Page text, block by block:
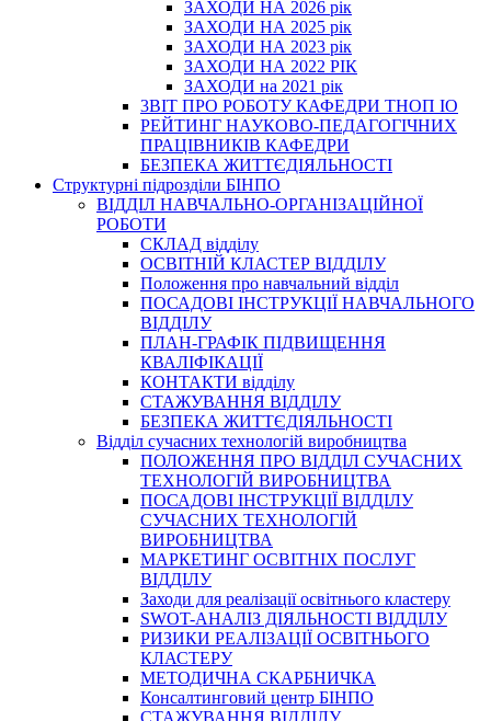
ЗАХОДИ НА 2026 рік
ЗАХОДИ НА 2025 рік
ЗАХОДИ НА 2023 рік
ЗАХОДИ НА 2022 РІК
ЗАХОДИ на 2021 рік
3BIT ПРО РОБОТУ КАФЕДРИ ТНОП ІО
РЕЙТИНГ НАУКОВО-ПЕДАГОГІЧНИХ
ПРАЦІВНИКІВ КАФЕДРИ
БЕЗПЕКА ЖИТТЄДІЯЛЬНОСТІ
Структурні підрозділи БІНПО
ВІДДІЛ НАВЧАЛЬНО-ОРГАНІЗАЦІЙНОЇ
РОБОТИ
СКЛАД відділу
ОСВІТНІЙ КЛАСТЕР ВІДДІЛУ
Положення про навчальний вiддiл
ПОСАДОВІ ІНСТРУКЦІЇ НАВЧАЛЬНОГО
ВІДДІЛУ
ПЛАН-ГРАФІК ПІДВИЩЕННЯ
КВАЛІФІКАЦІЇ
КОНТАКТИ відділу
СТАЖУВАННЯ ВІДДІЛУ
БЕЗПЕКА ЖИТТЄДІЯЛЬНОСТІ
Відділ сучасних технологій виробництва
ПОЛОЖЕННЯ ПРО ВІДДІЛ СУЧАСНИХ
ТЕХНОЛОГІЙ ВИРОБНИЦТВА
ПОСАДОВІ ІНСТРУКЦІЇ ВІДДІЛУ
СУЧАСНИХ ТЕХНОЛОГІЙ
ВИРОБНИЦТВА
МАРКЕТИНГ ОСВІТНІХ ПОСЛУГ
ВІДДІЛУ
Заходи для реалізації освітнього кластеру
SWOT-АНАЛІЗ ДІЯЛЬНОСТІ ВІДДІЛУ
РИЗИКИ РЕАЛІЗАЦІЇ ОСВІТНЬОГО
КЛАСТЕРУ
МЕТОДИЧНА СКАРБНИЧКА
Консалтинговий центр БІНПО
СТАЖУВАННЯ ВІДДІЛУ